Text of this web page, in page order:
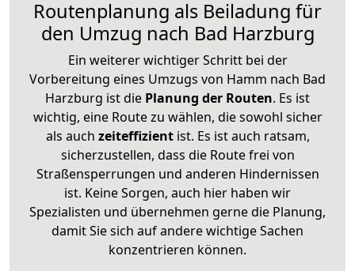
Routenplanung als Beiladung für
den Umzug nach Bad Harzburg
Ein weiterer wichtiger Schritt bei der
Vorbereitung eines Umzugs von Hamm nach Bad
Harzburg ist die Planung der Routen. Es ist
wichtig, eine Route zu wählen, die sowohl sicher
als auch zeiteffizientist. Es ist auch ratsam,
sicherzustellen, dass die Route frei von
Straßensperrungen und anderen Hindernissen
ist. Keine Sorgen, auch hier haben wir
Spezialisten und übernehmen gerne die Planung,
damit Sie sich auf andere wichtige Sachen
konzentrieren können.